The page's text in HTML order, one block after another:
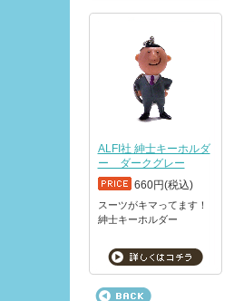
ALFI社 紳士キーホルダ
ー ダークグレー
660円(税込)
スーツがキマってます！
紳士キーホルダー